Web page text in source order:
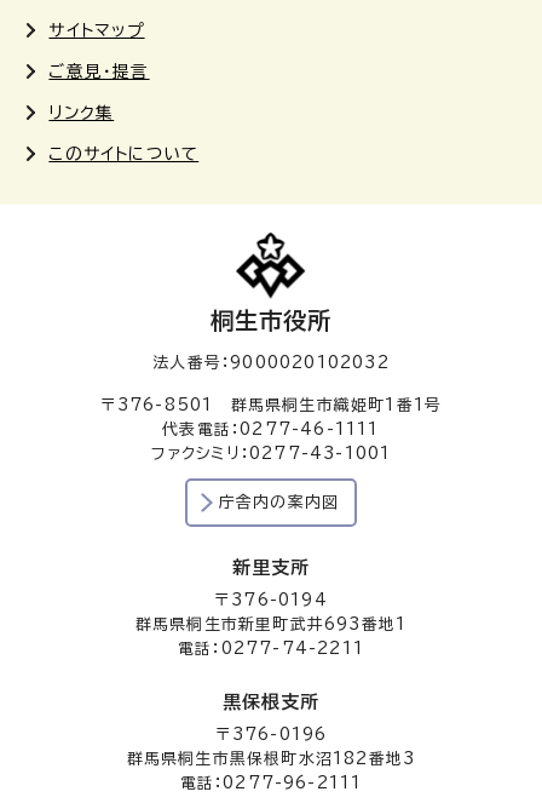
サイトマップ
ご意見・提言
リンク集
このサイトについて
桐生市役所
法人番号：9000020102032
〒376-8501 群馬県桐生市織姫町1番1号
代表電話：0277-46-1111
ファクシミリ：0277-43-1001
庁舎内の案内図
新里支所
〒376-0194
群馬県桐生市新里町武井693番地1
電話：0277-74-2211
黒保根支所
〒376-0196
群馬県桐生市黒保根町水沼182番地3
電話：0277-96-2111